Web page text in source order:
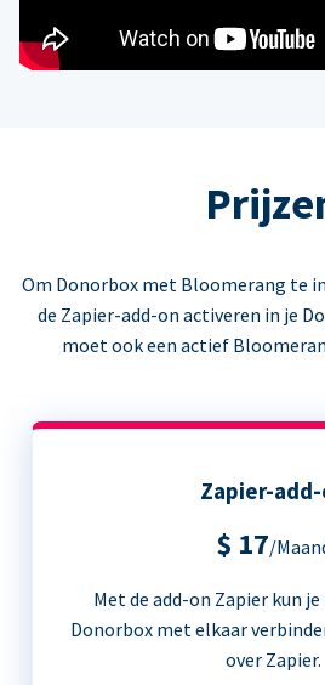
Om Donorbox met Bloomerang te
de Zapier-add-on activeren in je
moet ook een actief
Zapier-
$ 17/
Met de add-on Zapier kun
Donorbox met elkaar
over Zapier.